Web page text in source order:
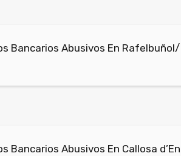
Bancarios Abusivos En
Bancarios Abusivos En Callosa